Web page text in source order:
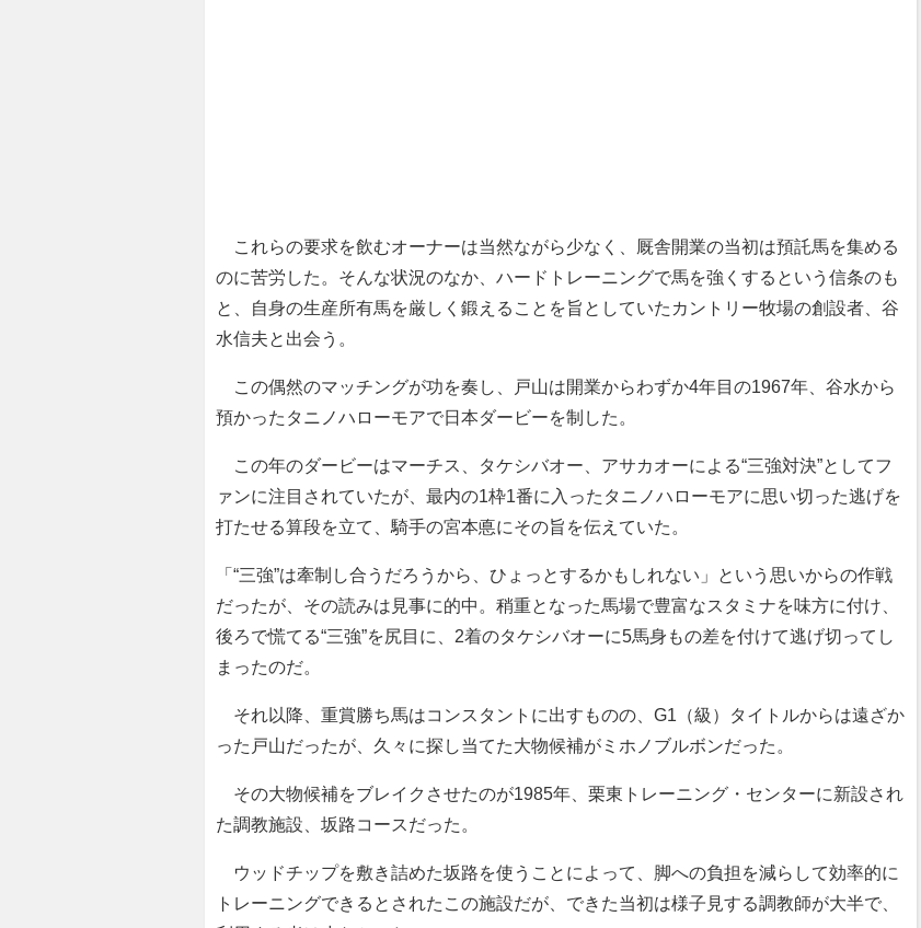
これらの要求を飲むオーナーは当然ながら少なく、厩舎開業の当初は預託馬を集める
のに苦労した。そんな状況のなか、ハードトレーニングで馬を強くするという信条のも
と、自身の生産所有馬を厳しく鍛えることを旨としていたカントリー牧場の創設者、谷
水信夫と出会う。
この偶然のマッチングが功を奏し、戸山は開業からわずか4年目の1967年、谷水から
預かったタニノハローモアで日本ダービーを制した。
この年のダービーはマーチス、タケシバオー、アサカオーによる“三強対決”としてフ
ァンに注目されていたが、最内の1枠1番に入ったタニノハローモアに思い切った逃げを
打たせる算段を立て、騎手の宮本悳にその旨を伝えていた。
「“三強”は牽制し合うだろうから、ひょっとするかもしれない」という思いからの作戦
だったが、その読みは見事に的中。稍重となった馬場で豊富なスタミナを味方に付け、
後ろで慌てる“三強”を尻目に、2着のタケシバオーに5馬身もの差を付けて逃げ切ってし
まったのだ。
それ以降、重賞勝ち馬はコンスタントに出すものの、G1（級）タイトルからは遠ざか
った戸山だったが、久々に探し当てた大物候補がミホノブルボンだった。
その大物候補をブレイクさせたのが1985年、栗東トレーニング・センターに新設され
た調教施設、坂路コースだった。
ウッドチップを敷き詰めた坂路を使うことによって、脚への負担を減らして効率的に
トレーニングできるとされたこの施設だが、できた当初は様子見する調教師が大半で、